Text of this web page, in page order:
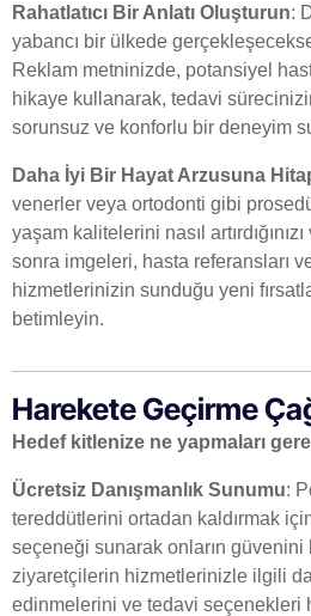
Rahatlatıcı Bir Anlatı Oluşturun:
yabancı bir ülkede
Reklam metninizde, potansiyel
hikaye kullanarak, tedavi
sorunsuz ve konforlu bir deneyim
Daha İyi Bir Hayat Arzusuna
venerler veya ortodonti gibi
yaşam kalitelerini nasıl
sonra imgeleri, hasta referansları
hizmetlerinizin sunduğu yeni
betimleyin.
Harekete Geçirme
Hedef kitlenize ne yapmaları
Ücretsiz Danışmanlık Sunumu:
tereddütlerini ortadan kaldırmak
seçeneği sunarak onların güvenini
ziyaretçilerin hizmetlerinizle ilgili
edinmelerini ve tedavi seçenekleri